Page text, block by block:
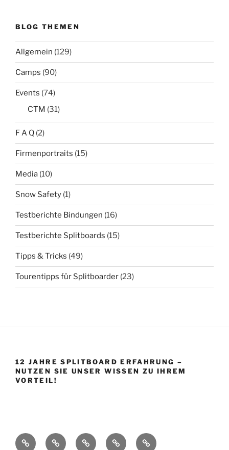
BLOG THEMEN
Allgemein (129)
Camps (90)
Events (74)
CTM (31)
F A Q (2)
Firmenportraits (15)
Media (10)
Snow Safety (1)
Testberichte Bindungen (16)
Testberichte Splitboards (15)
Tipps & Tricks (49)
Tourentipps für Splitboarder (23)
12 JAHRE SPLITBOARD ERFAHRUNG –
NUTZEN SIE UNSER WISSEN ZU IHREM
VORTEIL!
StartseiteShop
SplitboardÜber
Impressum